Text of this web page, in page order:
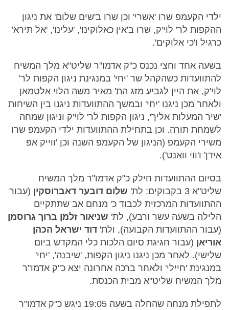
ילדי הקעמפ שרו 'אשרי' וכן שרו ב'שים שלום' את ניגון
ההקפות לר' לוי'ק, שרו ב'אין כאלוקינו', 'עלינו', 'אל תירא'
כרגיל ו'כי אלוקים'.
בשעה אחד וחצי נכנס כ"ק אדמו"ר שליט"א מלך המשיח
להתוועדות כשהקהל שר 'יחי' במנגינת ניגון הקפות לר'
לוי'ק, את היין לגביע מזג הת' מאיר משה הלוי אלטמאן
ולאחר מכן ניגנו 'יחי' ובמשך ההתוועדות ניגנו בין השיחות
'שיר המעלות אליך', ניגון הקפות לר' לוי'ק וניגון שמחה
לשמחת תורה. וכן בתחילת ההתוועדות ילדי הקעמפ שרו
משירי הקעמפ (הניגון של הקעמפ השנה וכן 'ווייק אפ
אידן' ו'ווי וואנט').
בסיום ההתוועדות חילק כ"ק אדמו"ר מלך המשיח
שליט"א 3 בקבוקים: לת'
שלום דובער דאברוסקין (עבור
ההתוועדות המרכזית לכבוד כ' מנחם אב שתתקיים
הלילה בשעה עשר ורבע), לת' שניאור זלמן ברוך גרוסמן
(עבור ההתוועדות הקבועה), ולת' דוד ישראל הכהן
אוריאן (עבור חגיגת סיום הלכות כלי המקדש ביום
שלישי). לאחר מכן ניגנו ניגון הקפות, 'שיבנה', 'יחי'
במנגינת 'חיילי' ולאחר ברכה אחרונה יצא כ"ק אדמו"ר
מלך המשיח שליט"א מבית הכנסת.
לתפילת מנחה שהחלה בשעה 19:05 ניגש כ"ק אדמו"ר